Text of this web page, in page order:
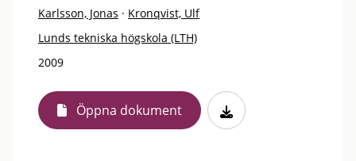
Karlsson, Jonas · Kronqvist, Ulf
Lunds tekniska högskola (LTH)
2009
Öppna dokument